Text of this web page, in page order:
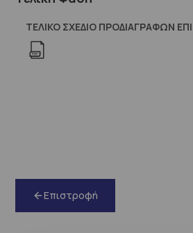
ΤΕΛΙΚΟ ΣΧΕΔΙΟ ΠΡΟΔΙΑΓΡΑΦΩΝ
Επιστροφή